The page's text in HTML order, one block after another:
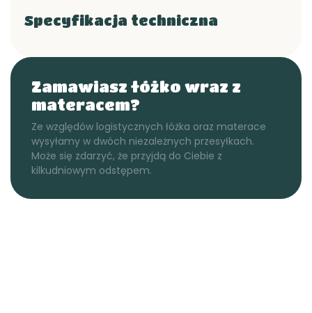
Specyfikacja techniczna
Zamawiasz łóżko wraz z
materacem?
Ze względów logistycznych łóżka oraz materace
wysyłamy w dwóch niezależnych przesyłkach.
Może się zdarzyć, że przyjdą do Ciebie z
kilkudniowym odstępem.